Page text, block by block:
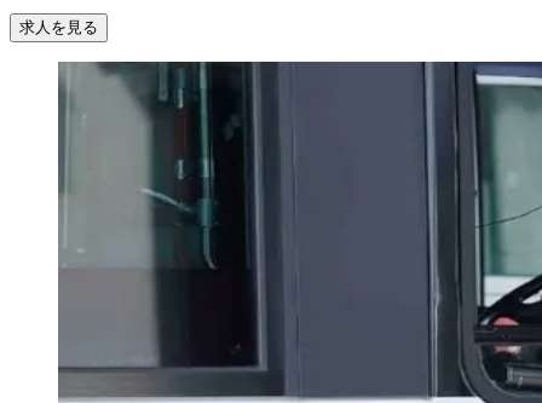
求人を見る